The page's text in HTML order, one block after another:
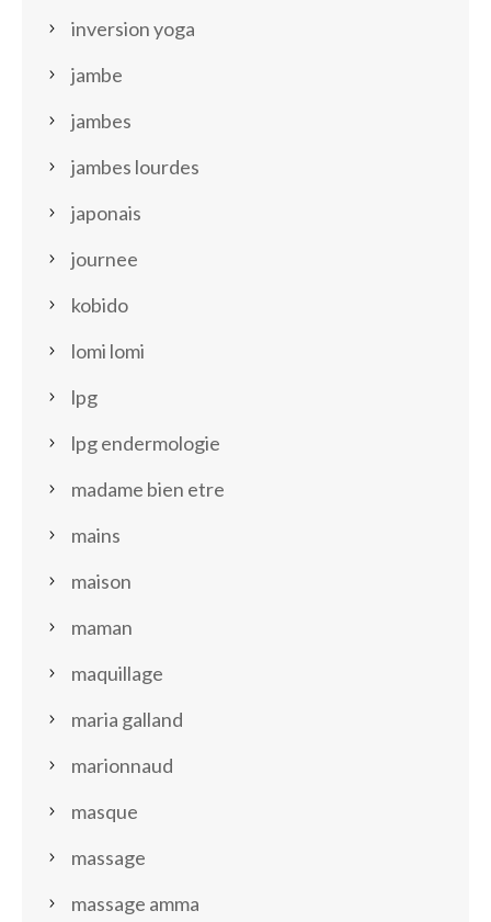
inversion yoga
jambe
jambes
jambes lourdes
japonais
journee
kobido
lomi lomi
lpg
lpg endermologie
madame bien etre
mains
maison
maman
maquillage
maria galland
marionnaud
masque
massage
massage amma